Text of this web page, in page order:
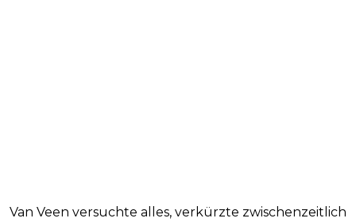
Van Veen versuchte alles, verkürzte zwischenzeitlich